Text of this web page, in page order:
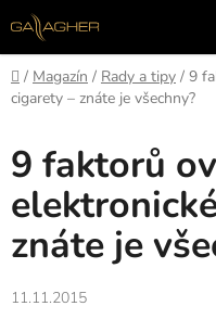
Přejít
na
obsah
Domů
/ Magazín / Rady a tipy / 9
cigarety – znáte je všechny?
9 faktorů
znáte je
11.11.2015